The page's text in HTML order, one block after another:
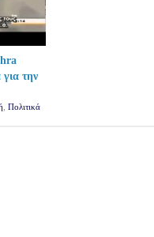
την
Πολιτικά